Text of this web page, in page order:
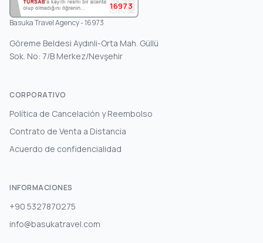
16973
Basuka Travel Agency - 16973
Göreme Beldesi Aydınli-Orta Mah. Güllü
Sok. No: 7/B Merkez/Nevşehir
CORPORATIVO
Política de Cancelación y Reembolso
Contrato de Venta a Distancia
Acuerdo de confidencialidad
INFORMACIONES
+90 5327870275
info@basukatravel.com